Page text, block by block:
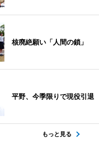
核廃絶願い「人間の鎖」
平野、今季限りで現役引
もっと見る